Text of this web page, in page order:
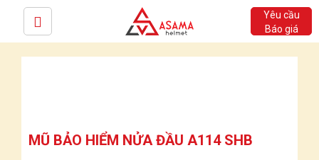
Yêu cầu
Báo giá
MŨ BẢO HIỂM NỬA ĐẦU A114 SHB